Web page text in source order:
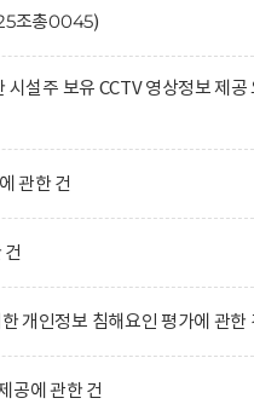
조총0045)
설주 보유 CCTV 영상정보 제공
관한 건
개인정보 침해요인 평가에 관한
공에 관한 건